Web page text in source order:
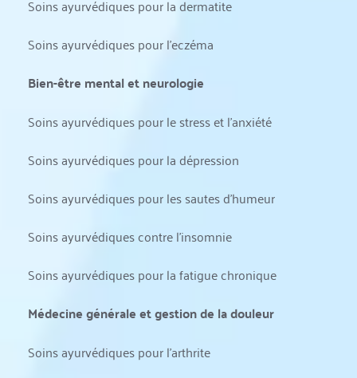
Soins ayurvédiques pour la dermatite
Soins ayurvédiques pour l'eczéma
Bien-être mental et neurologie
Soins ayurvédiques pour le stress et l'anxiété
Soins ayurvédiques pour la dépression
Soins ayurvédiques pour les sautes d'humeur
Soins ayurvédiques contre l'insomnie
Soins ayurvédiques pour la fatigue chronique
Médecine générale et gestion de la douleur
Soins ayurvédiques pour l'arthrite